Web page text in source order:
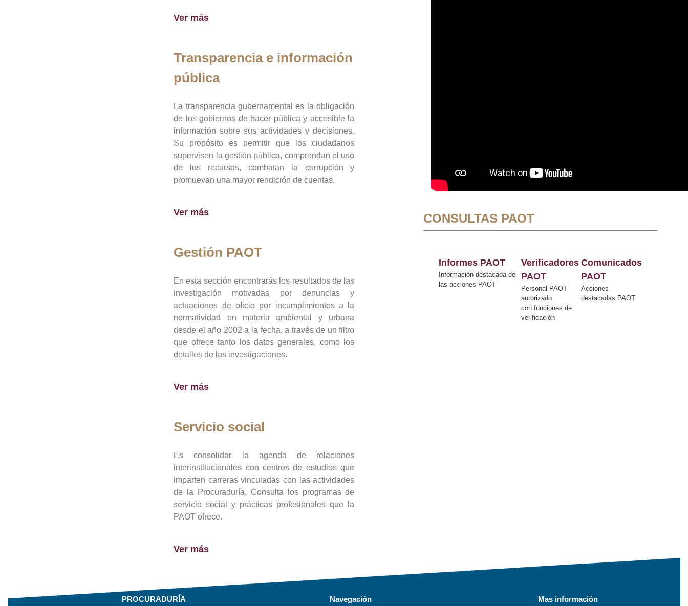
Ver más
Transparencia e información
pública
La transparencia gubernamental es la obligación
de los gobiernos de hacer pública y accesible la
información sobre sus actividades y decisiones.
Su propósito es permitir que los ciudadanos
supervisen la gestión pública, comprendan el uso
de los recursos, combatan la corrupción y
promuevan una mayor rendición de cuentas.
Ver más
Gestión PAOT
En esta sección encontrarás los resultados de las
investigación motivadas por denuncias y
actuaciones de oficio por incumplimientos a la
normatividad en materia ambiental y urbana
desde el año 2002 a la fecha, a través de un filtro
que ofrece tanto los datos generales, como los
detalles de las investigaciones.
Ver más
Servicio social
Es consolidar la agenda de relaciones
interinstitucionales con centros de estudios que
imparten carreras vinculadas con las actividades
de la Procuraduría, Consulta los programas de
servicio social y prácticas profesionales que la
PAOT ofrece.
Ver más
CONSULTAS PAOT
Informes PAOT
Información destacada de
las acciones PAOT
Verificadores
PAOT
Personal PAOT
autorizado
con funciones de
verificación
Comunicados
PAOT
Acciones
destacadas PAOT
PROCURADURÍA Navegación Mas información